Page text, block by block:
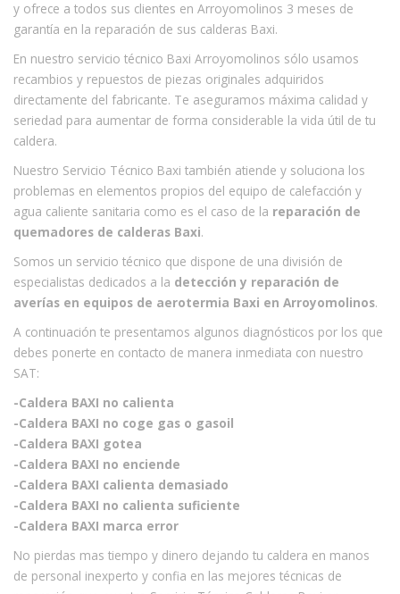
y ofrece a todos sus clientes en Arroyomolinos 3 meses de
garantía en la reparación de sus calderas Baxi.
En nuestro servicio técnico Baxi Arroyomolinos sólo usamos
recambios y repuestos de piezas originales adquiridos
directamente del fabricante. Te aseguramos máxima calidad y
seriedad para aumentar de forma considerable la vida útil de tu
caldera.
Nuestro Servicio Técnico Baxi también atiende y soluciona los
problemas en elementos propios del equipo de calefacción y
agua caliente sanitaria como es el caso de la reparación de
quemadores de calderas Baxi.
Somos un servicio técnico que dispone de una división de
especialistas dedicados a la detección y reparación de
averías en equipos de aerotermia Baxi en Arroyomolinos.
A continuación te presentamos algunos diagnósticos por los que
debes ponerte en contacto de manera inmediata con nuestro
SAT:
-Caldera BAXI no calienta
-Caldera BAXI no coge gas o gasoil
-Caldera BAXI gotea
-Caldera BAXI no enciende
-Caldera BAXI calienta demasiado
-Caldera BAXI no calienta suficiente
-Caldera BAXI marca error
No pierdas mas tiempo y dinero dejando tu caldera en manos
de personal inexperto y confia en las mejores técnicas de